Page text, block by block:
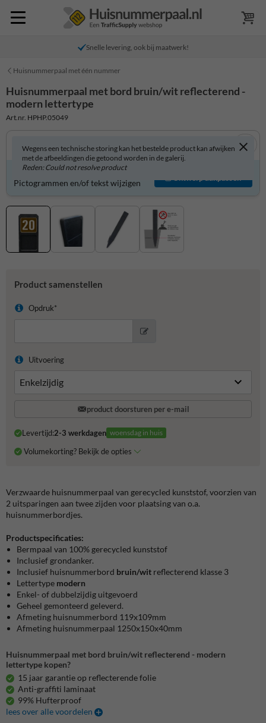
Snelle levering, ook bij maatwerk!
Huisnummerpaal met één nummer
Huisnummerpaal met bord bruin/wit reflecterend -
modern lettertype
Art.nr. HPHP.05049
Wegens een technische storing kan het bestelde product kan afwijken
met de afbeeldingen die getoond worden in de galerij.
Reden: Could not resolve product
Product zelf aanpassen?
Pictogrammen en/of tekst wijzigen
Ontwerp aanpassen
Product samenstellen
Opdruk*
Uitvoering
product doorsturen per e-mail
Levertijd:2-3 werkdagen woensdag in huis
Volumekorting? Bekijk de opties
Verzwaarde huisnummerpaal van gerecycled kunststof, voorzien van
2 uitsparingen aan twee zijden voor plaatsing van o.a.
huisnummerbordjes.
Productspecificaties:
Bermpaal van 100% gerecycled kunststof
Inclusief grondanker.
Inclusief huisnummerbord bruin/wit reflecterend klasse 3
Lettertype modern
Enkel- of dubbelzijdig uitgevoerd
Geheel gemonteerd geleverd.
Afmeting huisnummerbord 119x109mm
Afmeting huisnummerpaal 1250x150x40mm
Huisnummerpaal met bord bruin/wit reflecterend - modern
lettertype kopen?
15 jaar garantie op reflecterende folie
Anti-graffiti laminaat
99% Hufterproof
lees over alle voordelen